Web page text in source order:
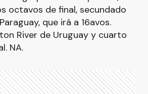
octavos de final, secundado
que irá a 16avos.
River de Uruguay y cuarto
NA.